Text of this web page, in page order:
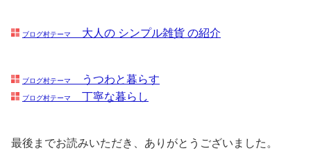
ブログ村テーマ 大人の シンプル雑貨 の紹介
ブログ村テーマ うつわと暮らす
ブログ村テーマ 丁寧な暮らし
最後までお読みいただき、ありがとうございました。